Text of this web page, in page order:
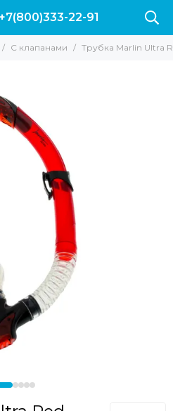
+7(800)333-22-91
С клапанами Трубка Marlin Ultra